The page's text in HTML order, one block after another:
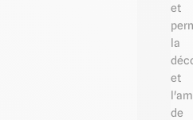
et
la
et
de